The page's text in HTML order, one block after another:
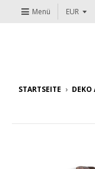
Menü
STARTSEITE › DEKO